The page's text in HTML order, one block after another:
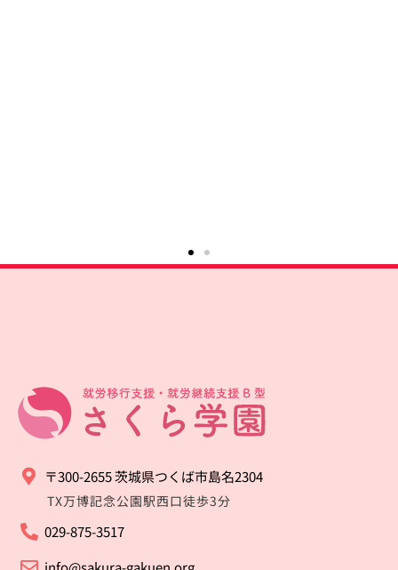
〒300-2655 茨城県つくば市島名2304
TX万博記念公園駅西口徒歩3分
029-875-3517